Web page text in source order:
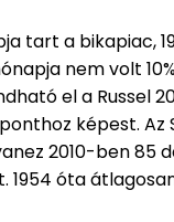
tart a bikapiac,
nem volt
el a Russel
képest. Az
2010-ben 85
1954 óta